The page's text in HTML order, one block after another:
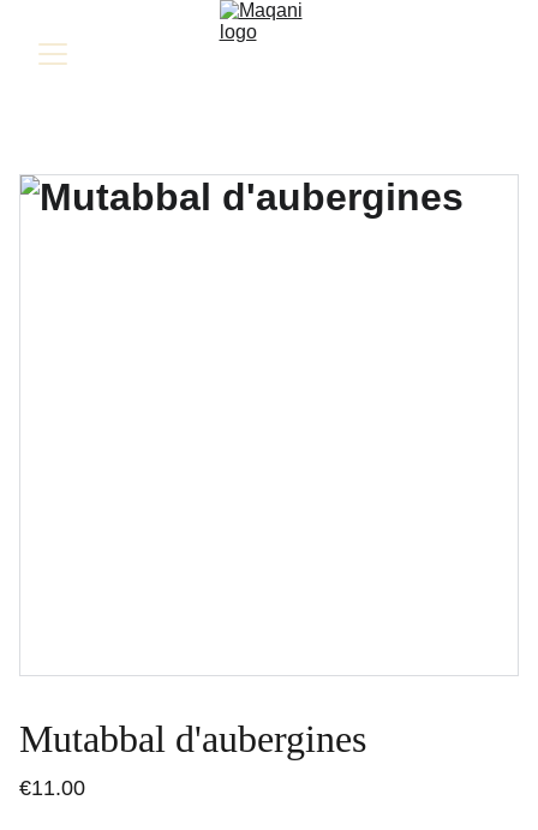
Mutabbal d'aubergines
€11.00